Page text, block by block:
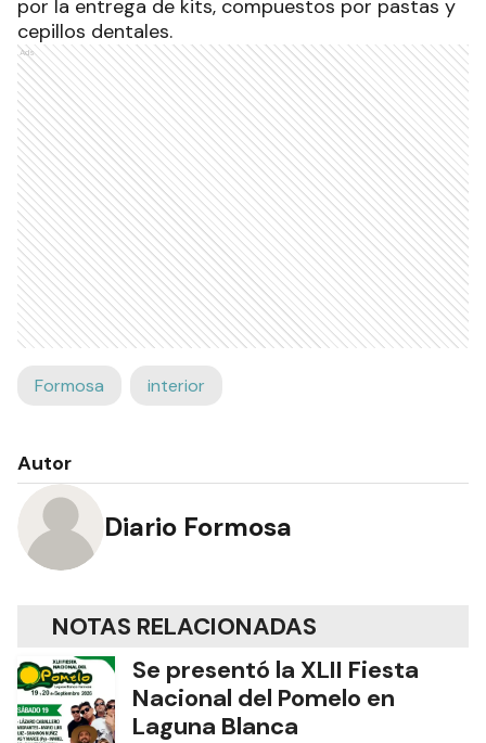
por la entrega de kits, compuestos por pastas y
cepillos dentales.
Ads
Formosa interior
Autor
Diario Formosa
NOTAS RELACIONADAS
Se presentó la XLII Fiesta
Nacional del Pomelo en
Laguna Blanca